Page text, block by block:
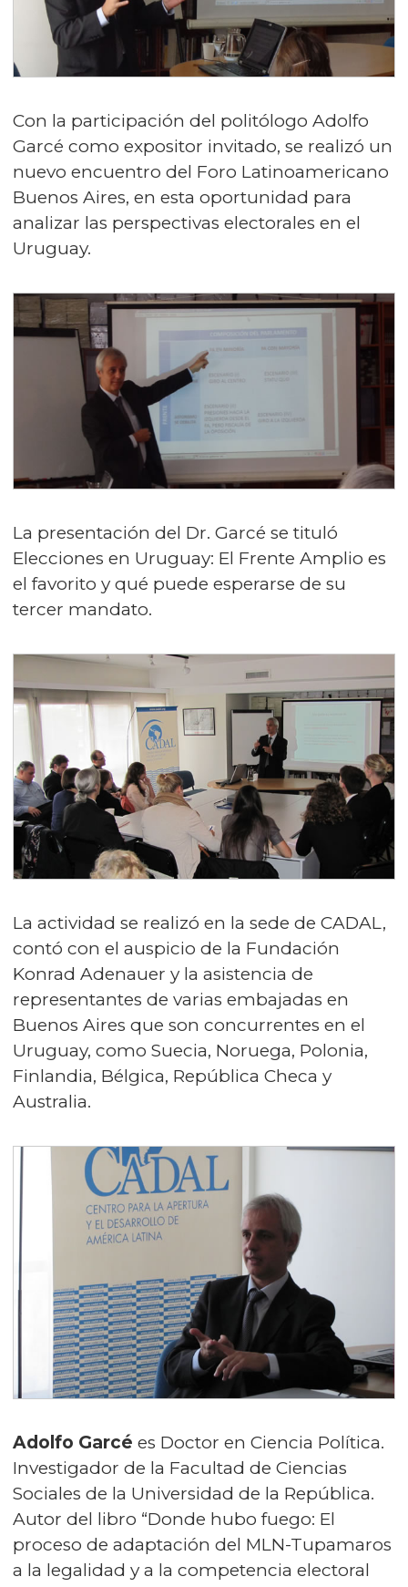
Con la participación del politólogo Adolfo
Garcé como expositor invitado, se realizó un
nuevo encuentro del Foro Latinoamericano
Buenos Aires, en esta oportunidad para
analizar las perspectivas electorales en el
Uruguay.
La presentación del Dr. Garcé se tituló
Elecciones en Uruguay: El Frente Amplio es
el favorito y qué puede esperarse de su
tercer mandato.
La actividad se realizó en la sede de CADAL,
contó con el auspicio de la Fundación
Konrad Adenauer y la asistencia de
representantes de varias embajadas en
Buenos Aires que son concurrentes en el
Uruguay, como Suecia, Noruega, Polonia,
Finlandia, Bélgica, República Checa y
Australia.
Adolfo Garcé es Doctor en Ciencia Política.
Investigador de la Facultad de Ciencias
Sociales de la Universidad de la República.
Autor del libro “Donde hubo fuego: El
proceso de adaptación del MLN-Tupamaros
a la legalidad y a la competencia electoral